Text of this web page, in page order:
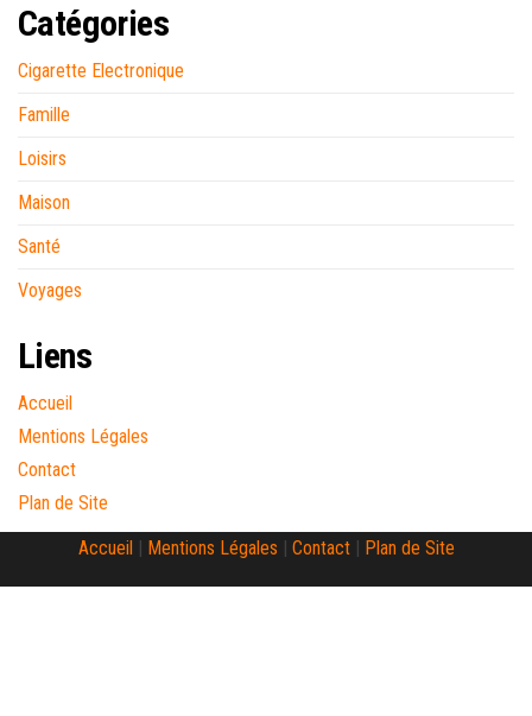
Catégories
Cigarette Electronique
Famille
Loisirs
Maison
Santé
Voyages
Liens
Accueil
Mentions Légales
Contact
Plan de Site
Accueil| Mentions Légales | Contact| Plan de Site